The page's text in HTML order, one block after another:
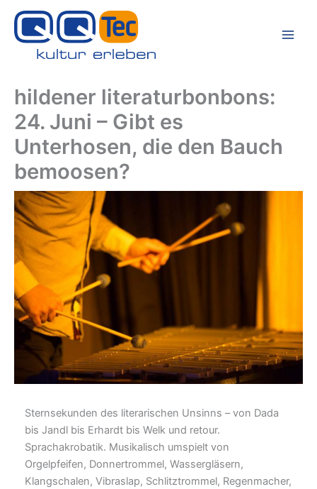
Inhalt
springen
hildener literaturbonbons:
24. Juni – Gibt es
Unterhosen, die den Bauch
bemoosen?
Sternsekunden des literarischen Unsinns – von Dada
bis Jandl bis Erhardt bis Welk und retour.
Sprachakrobatik. Musikalisch umspielt von
Orgelpfeifen, Donnertrommel, Wassergläsern,
Klangschalen, Vibraslap, Schlitztrommel, Regenmacher,